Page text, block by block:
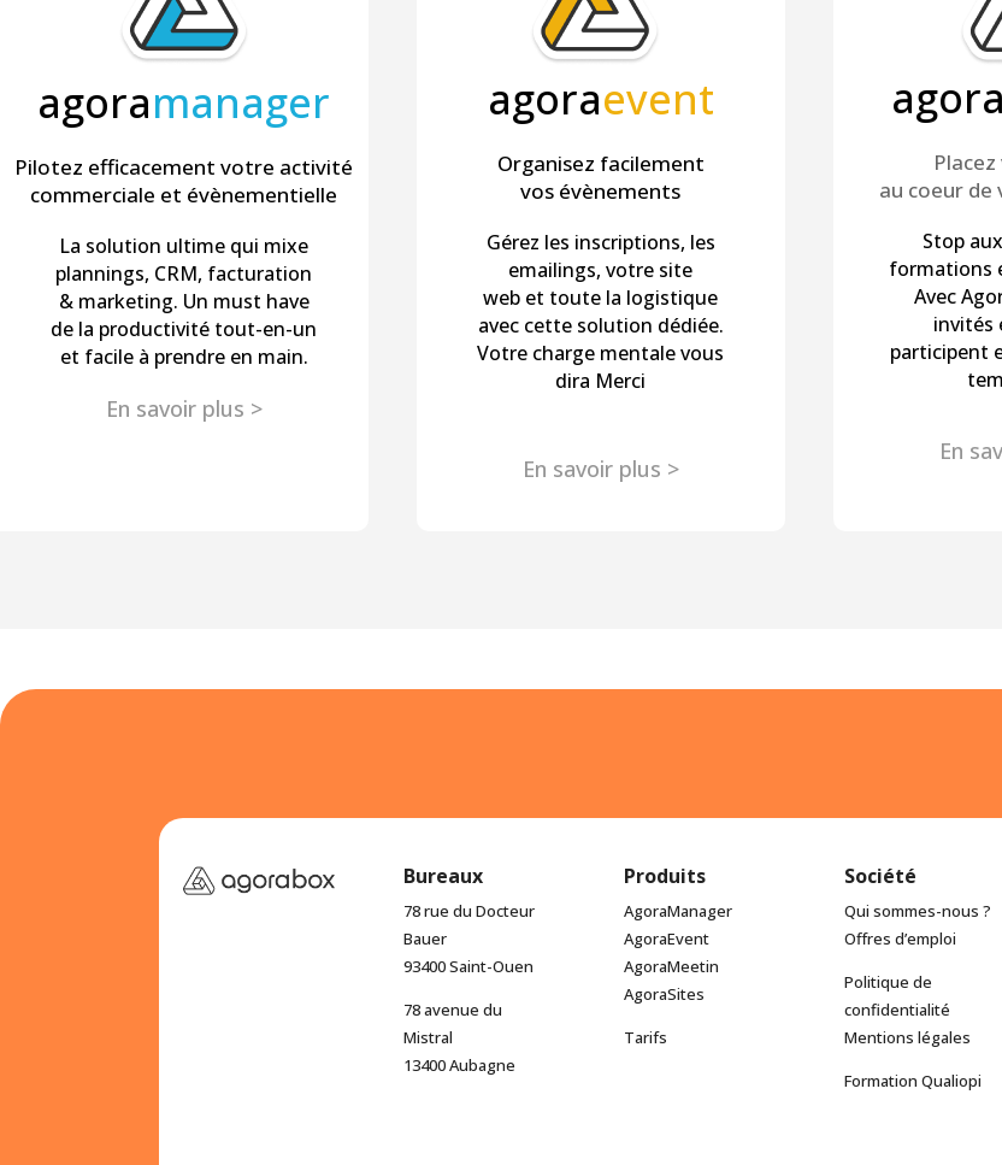
agoramanager
Pilotez efficacement votre activité
commerciale et évènementielle
La solution ultime qui mixe
plannings, CRM, facturation
& marketing. Un must have
de la productivité tout-en-un
et facile à prendre en main.
En savoir plus >
agoraevent
Organisez facilement
vos évènements
Gérez les inscriptions, les
emailings, votre site
web et toute la logistique
avec cette solution dédiée.
Votre charge mentale vous
dira Merci
En savoir plus >
agora
au coeur de
Stop
formations
Avec
invités
participent
En
Bureaux
78 rue du Docteur
Bauer
93400 Saint-Ouen
78 avenue du
Mistral
13400 Aubagne
Produits
AgoraManager
AgoraEvent
AgoraMeetin
AgoraSites
Tarifs
Société
Qui sommes-nous ?
Offres d’emploi
Politique de
confidentialité
Mentions légales
Formation Qualiopi